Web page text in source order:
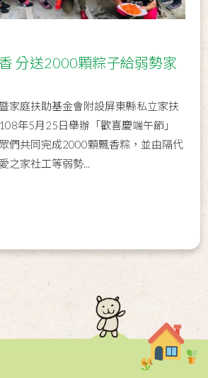
分送2000顆粽子給弱勢家
家庭扶助基金會附設屏東縣私立家扶
年5月25日舉辦「歡喜慶端午節」
們共同完成2000顆飄香粽，並由隔代
之家社工等弱勢...